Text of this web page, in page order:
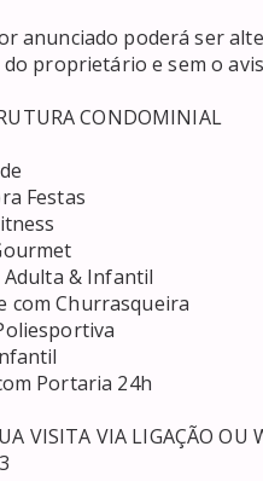
anunciado poderá ser
proprietário e sem o
CONDOMINIAL
Festas
& Infantil
com Churrasqueira
Portaria 24h
VISITA VIA LIGAÇÃO OU